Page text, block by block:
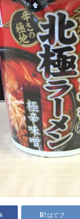
はてブ